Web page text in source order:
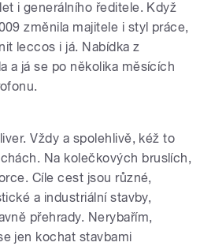
i generálního ředitele. Když
změnila majitele i styl práce,
leccos i já. Nabídka z
a já se po několika měsících
Vždy a spolehlivě, kéž to
Na kolečkových bruslích,
Cíle cest jsou různé,
a industriální stavby,
přehrady. Nerybařím,
jen kochat stavbami